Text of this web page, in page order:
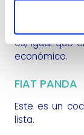
Su motor de
es, igual que
económico.
FIAT PANDA
Este es un
lista.